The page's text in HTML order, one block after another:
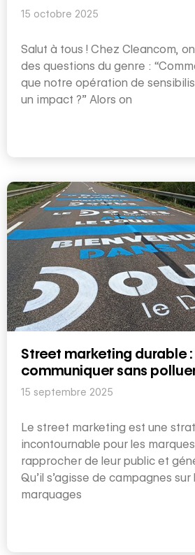
15 octobre 2025
Salut à tous ! Chez Cleancom,
des questions du genre :
que notre opération de
un impact ?” Alors on
Street marketing durable
communiquer sans
15 septembre 2025
Le street marketing est une
incontournable pour les
rapprocher de leur public et
Qu’il s’agisse de campagnes
marquages